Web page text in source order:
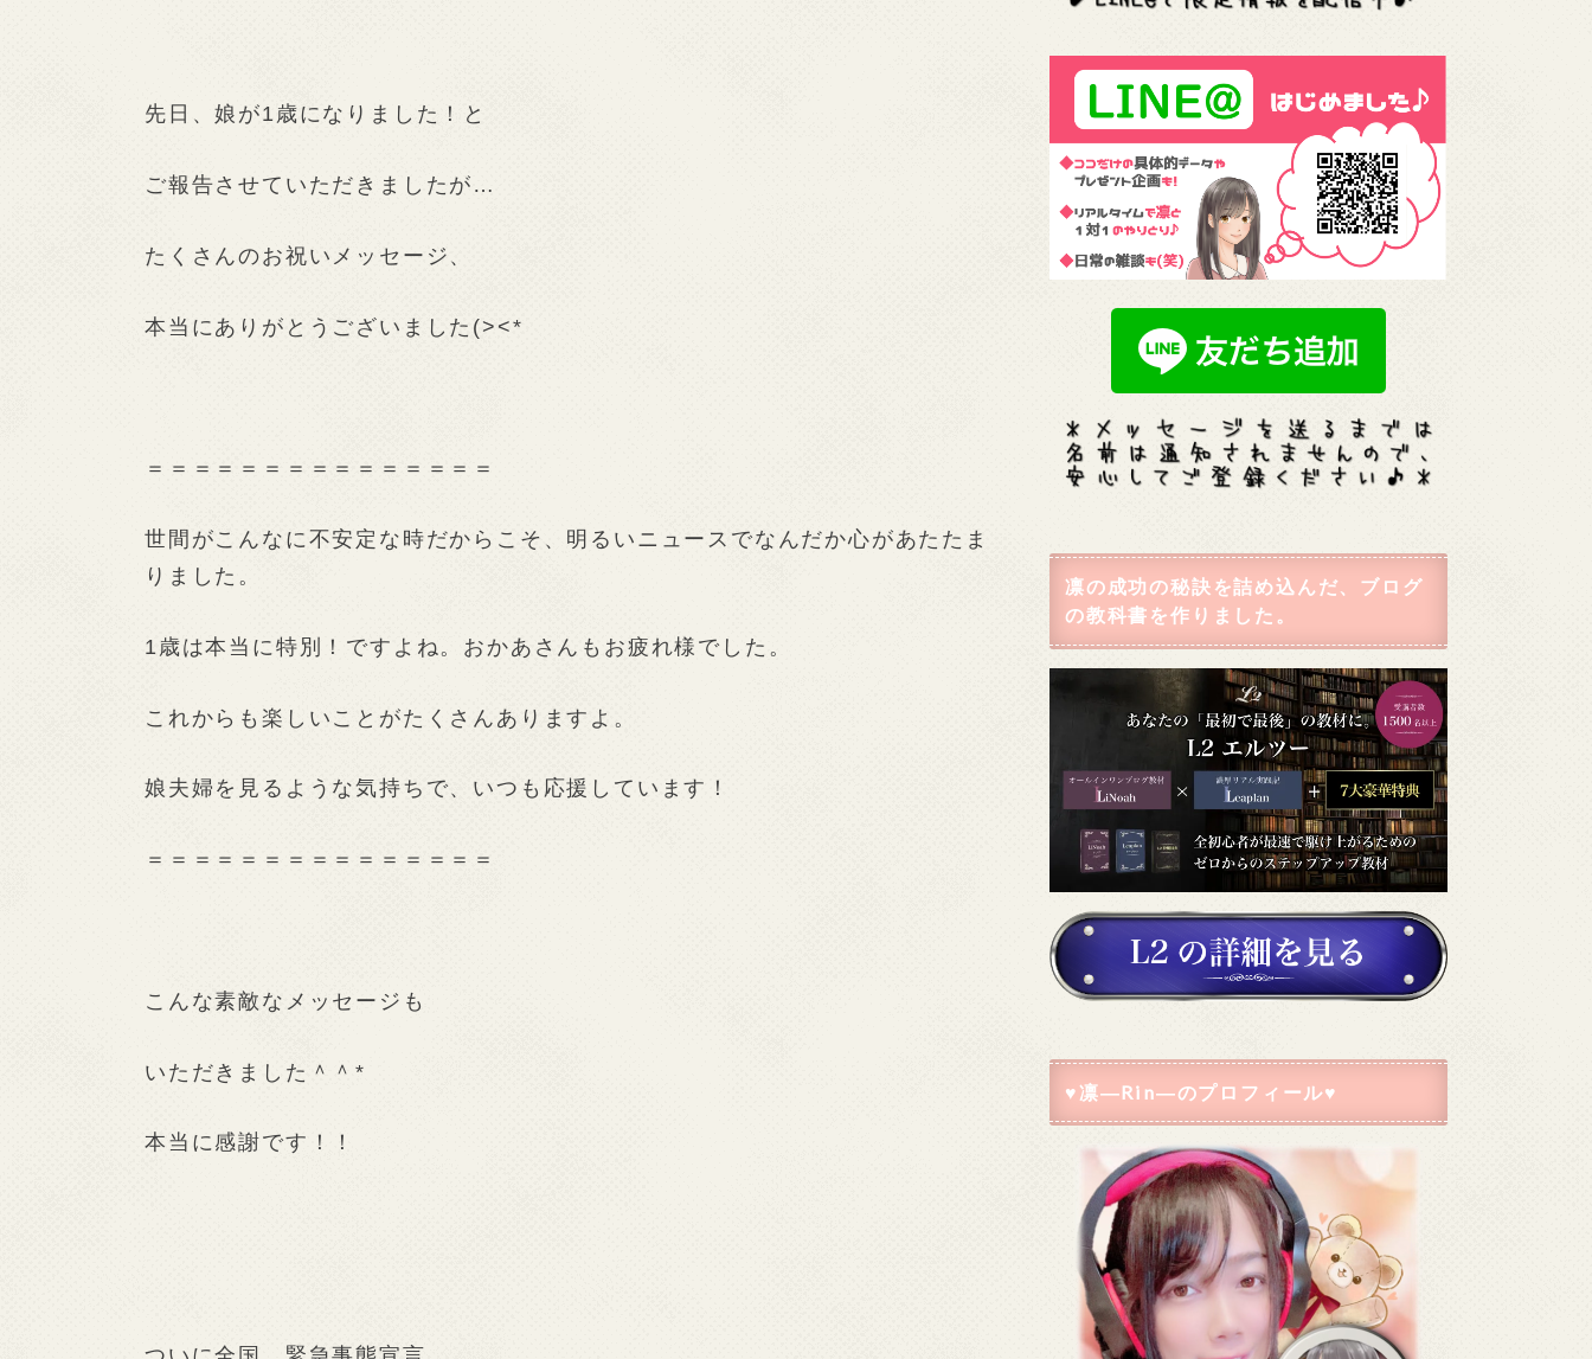
先日、娘が1歳になりました！と
ご報告させていただきましたが…
たくさんのお祝いメッセージ、
本当にありがとうございました(><*
＝＝＝＝＝＝＝＝＝＝＝＝＝＝＝
世間がこんなに不安定な時だからこそ、明るいニュースでなんだか心があたたま
りました。
1歳は本当に特別！ですよね。おかあさんもお疲れ様でした。
これからも楽しいことがたくさんありますよ。
娘夫婦を見るような気持ちで、いつも応援しています！
＝＝＝＝＝＝＝＝＝＝＝＝＝＝＝
こんな素敵なメッセージも
いただきました＾＾*
本当に感謝です！！
凛の成功の秘訣を詰め込んだ、ブログ
の教科書を作りました。
♥凛―Rin―のプロフィール♥